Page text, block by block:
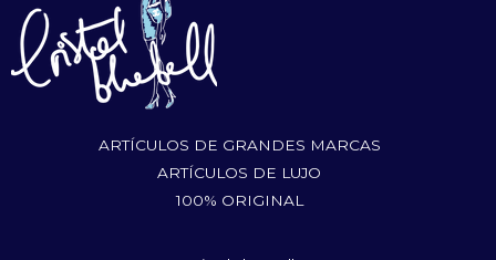
ARTÍCULOS DE GRANDES MARCAS
ARTÍCULOS DE LUJO
100% ORIGINAL